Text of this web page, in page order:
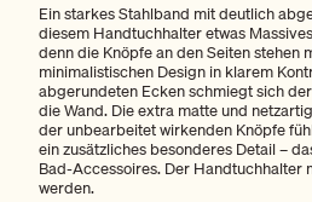
Ein starkes Stahlband mit deutlich
diesem Handtuchhalter etwas
denn die Knöpfe an den Seiten stehen
minimalistischen Design in klarem
abgerundeten Ecken schmiegt sich
die Wand. Die extra matte und
der unbearbeitet wirkenden Knöpfe
ein zusätzliches besonderes Detail –
Bad-Accessoires. Der Handtuchhalter
werden.